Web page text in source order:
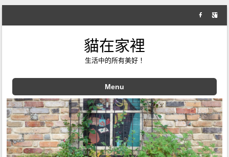
貓在家裡
生活中的所有美好！
Menu
Skip to content